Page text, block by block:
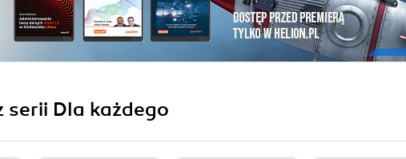
serii Dla każdego